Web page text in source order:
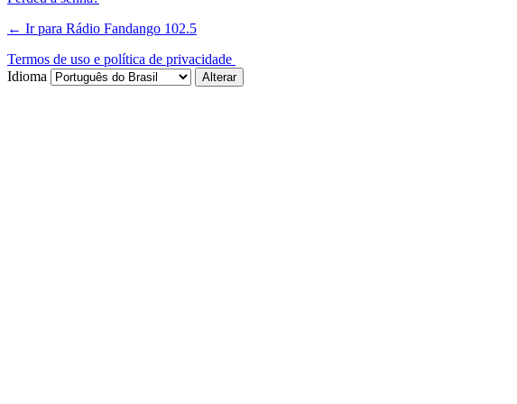
← Ir para Rádio Fandango 102.5
Termos de uso e política de privacidade
Idioma